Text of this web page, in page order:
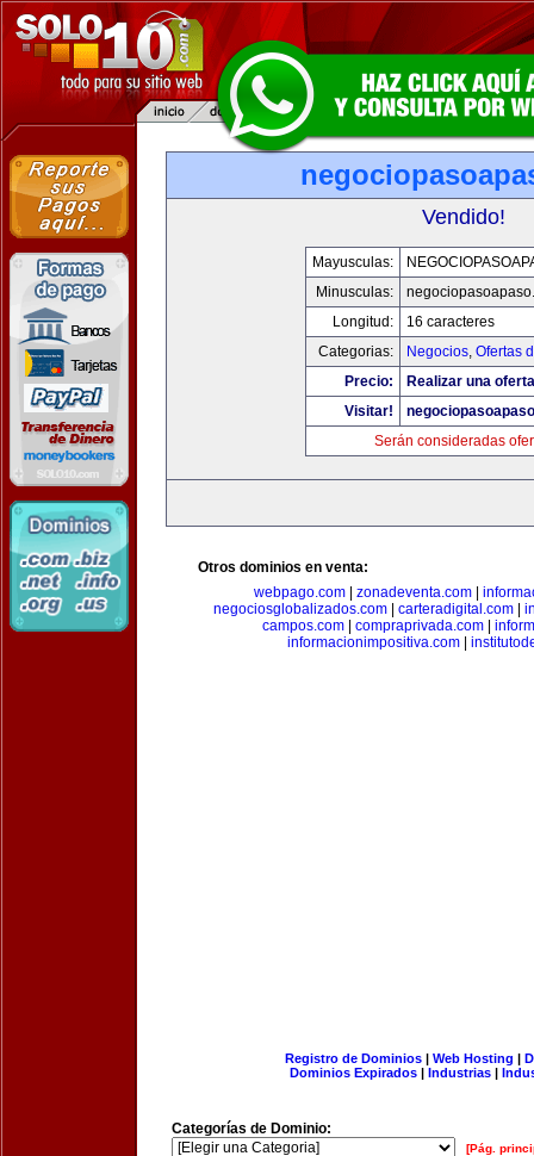
Vendido!
Mayusculas:
Minusculas:
Longitud:
16 caracteres
Categorias:
Negocios, Ofertas
Precio:
Realizar una
Visitar!
Serán consideradas
Otros dominios en venta:
webpago.com
zonadeventa.com
negociosglobalizados.com
carteradigital.com
campos.com
compraprivada.com
informacionimpositiva.com
Registro de Dominios| Web Hosting |
Dominios Expirados | Industrias |
Categorías de Dominio:
[Pág.